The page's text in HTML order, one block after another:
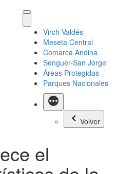
Virch Valdés
Meseta Central
Comarca Andina
Senguer-San Jorge
Áreas Protegidas
Parques Nacionales
Más
Volver
el